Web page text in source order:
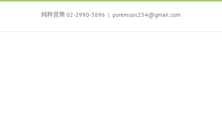
Skip
純粹音樂 02-2990-3896 | puremusic254@gmail.com